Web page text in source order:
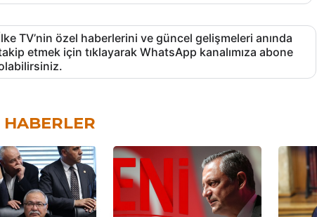
TV’nin özel haberlerini ve güncel gelişmeleri anında
etmek için tıklayarak WhatsApp kanalımıza abone
HABERLER